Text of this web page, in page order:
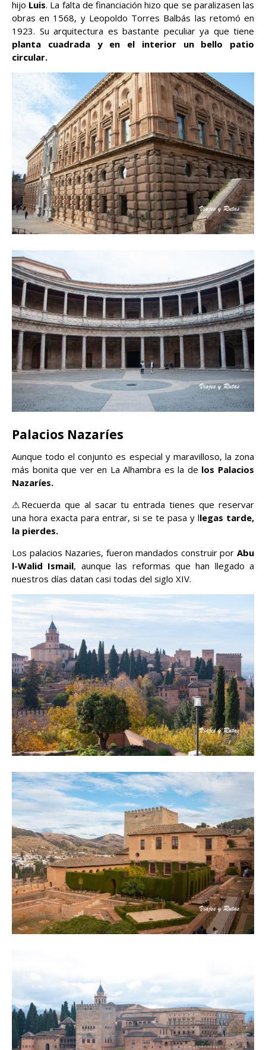
hijo Luis. La falta de financiación hizo que se paralizasen las
obras en 1568, y Leopoldo Torres Balbás las retomó en
1923. Su arquitectura es bastante peculiar ya que tiene
planta cuadrada y en el interior un bello patio
circular.
Palacios Nazaríes
Aunque todo el conjunto es especial y maravilloso, la zona
más bonita que ver en La Alhambra es la de los Palacios
Nazaríes.
⚠Recuerda que al sacar tu entrada tienes que reservar
una hora exacta para entrar, si se te pasa y llegas tarde,
la pierdes.
Los palacios Nazaries, fueron mandados construir por Abu
l-Walid Ismail, aunque las reformas que han llegado a
nuestros días datan casi todas del siglo XIV.